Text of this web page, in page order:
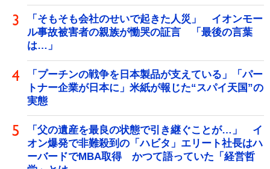
「そもそも会社のせいで起きた人災」 イオンモー
ル事故被害者の親族が慟哭の証言 「最後の言葉
は…」
「プーチンの戦争を日本製品が支えている」「パー
トナー企業が日本に」米紙が報じた“スパイ天国”の
実態
「父の遺産を最良の状態で引き継ぐことが…」 イ
オン爆発で非難殺到の「ハビタ」エリート社長はハ
ーバードでMBA取得 かつて語っていた「経営哲